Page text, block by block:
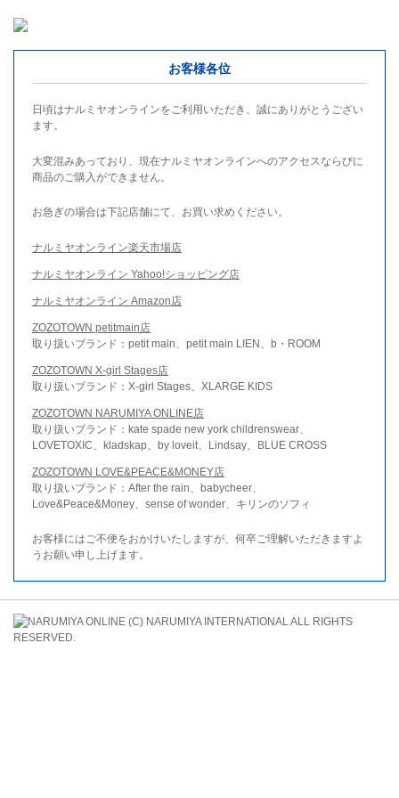
お客様各位
日頃はナルミヤオンラインをご利用いただき、誠にありがとうござい
ます。
大変混みあっており、現在ナルミヤオンラインへのアクセスならびに
商品のご購入ができません。
お急ぎの場合は下記店舗にて、お買い求めください。
ナルミヤオンライン楽天市場店
ナルミヤオンライン Yahoo!ショッピング店
ナルミヤオンライン Amazon店
ZOZOTOWN petitmain店
取り扱いブランド：petit main、petit main LIEN、b・ROOM
ZOZOTOWN X-girl Stages店
取り扱いブランド：X-girl Stages、XLARGE KIDS
ZOZOTOWN NARUMIYA ONLINE店
取り扱いブランド：kate spade new york childrenswear、
LOVETOXIC、kladskap、by loveit、Lindsay、BLUE CROSS
ZOZOTOWN LOVE&PEACE&MONEY店
取り扱いブランド：After the rain、babycheer、
Love&Peace&Money、sense of wonder、キリンのソフィ
お客様にはご不便をおかけいたしますが、何卒ご理解いただきますよ
うお願い申し上げます。